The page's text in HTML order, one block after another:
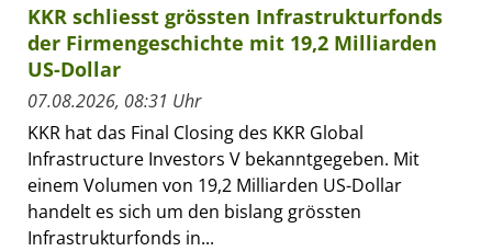
KKR schliesst grössten Infrastrukturfonds
der Firmengeschichte mit 19,2 Milliarden
US-Dollar
07.08.2026, 08:31 Uhr
KKR hat das Final Closing des KKR Global
Infrastructure Investors V bekanntgegeben. Mit
einem Volumen von 19,2 Milliarden US-Dollar
handelt es sich um den bislang grössten
Infrastrukturfonds in...